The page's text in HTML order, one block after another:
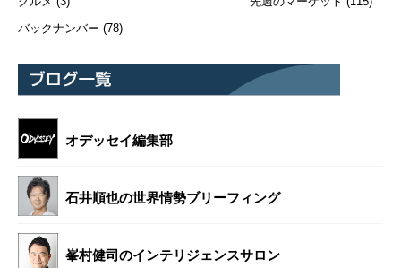
バックナンバー (78)
オデッセイ編集部
石井順也の世界情勢ブリーフィング
峯村健司のインテリジェンスサロン